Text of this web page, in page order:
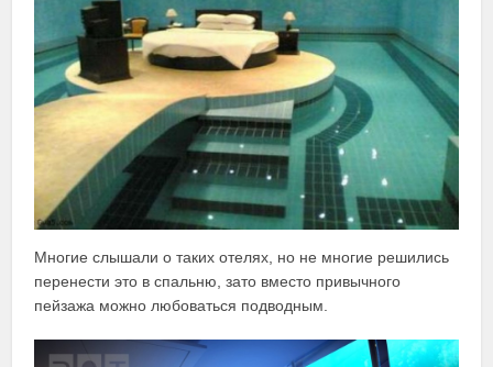
Многие слышали о таких отелях, но не многие решились
перенести это в спальню, зато вместо привычного
пейзажа можно любоваться подводным.